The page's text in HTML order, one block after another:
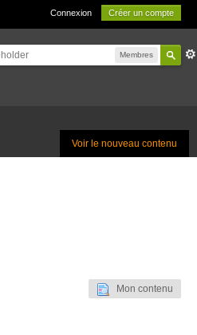
Connexion Créer un compte
Membres
Voir le nouveau contenu
Mon contenu